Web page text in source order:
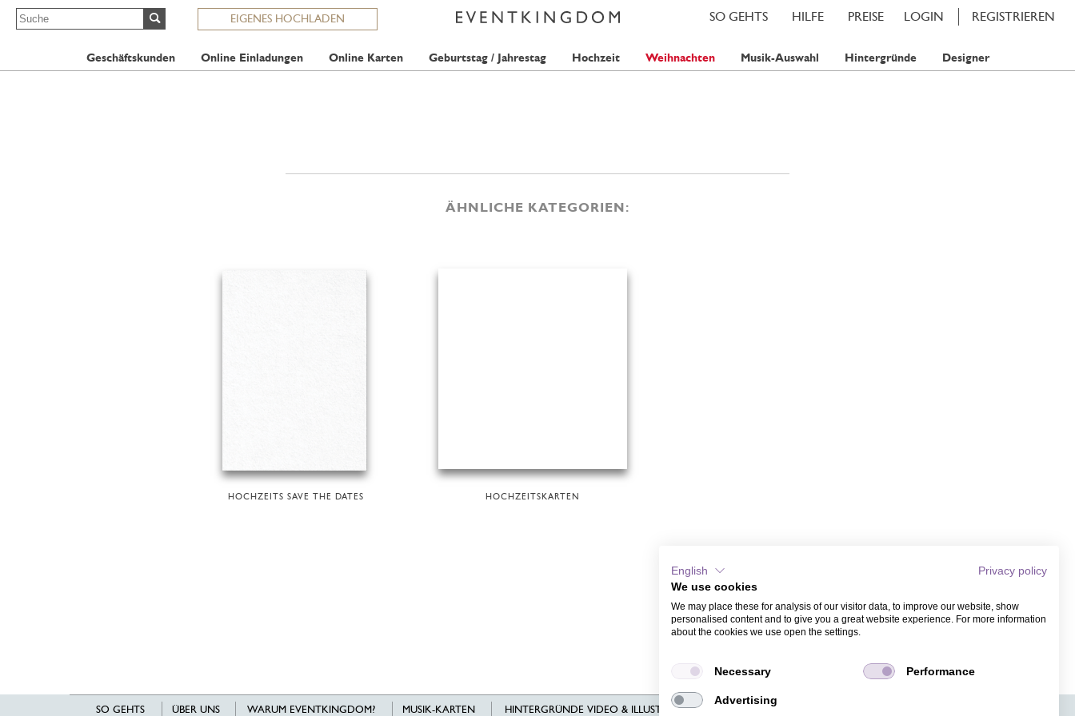
EIGENES HOCHLADEN LOGIN REGISTRIEREN
PREISE
HILFE
SO GEHTS
Geschäftskunden Online Einladungen Online Karten Geburtstag / Jahrestag Hochzeit Weihnachten Musik-Auswahl Hintergründe Designer
ÄHNLICHE KATEGORIEN:
HOCHZEITS SAVE THE DATES HOCHZEITSKARTEN
SO GEHTS ÜBER UNS WARUM EVENTKINGDOM? MUSIK-KARTEN HINTERGRÜNDE VIDEO & ILLUSTRATIONEN
English
Privacy policy
We use cookies
We may place these for analysis of our visitor data, to improve our website, show
personalised content and to give you a great website experience. For more information
about the cookies we use open the settings.
Necessary Performance
Advertising